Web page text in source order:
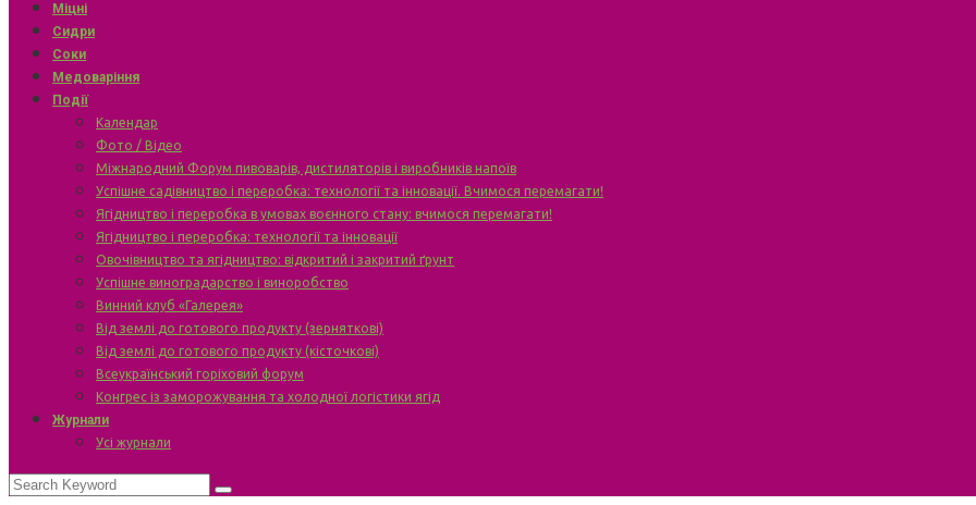
Міцні
Сидри
Соки
Медоваріння
Події
Календар
Фото / Відео
Міжнародний Форум пивоварів, дистиляторів і виробників напоїв
Успішне садівництво і переробка: технології та інновації. Вчимося перемагати!
Ягідництво і переробка в умовах воєнного стану: вчимося перемагати!
Ягідництво і переробка: технології та інновації
Овочівництво та ягідництво: відкритий і закритий ґрунт
Успішне виноградарство і виноробство
Винний клуб «Галерея»
Від землі до готового продукту (зерняткові)
Від землі до готового продукту (кісточкові)
Всеукраїнський горіховий форум
Конгрес із заморожування та холодної логістики ягід
Журнали
Усі журнали